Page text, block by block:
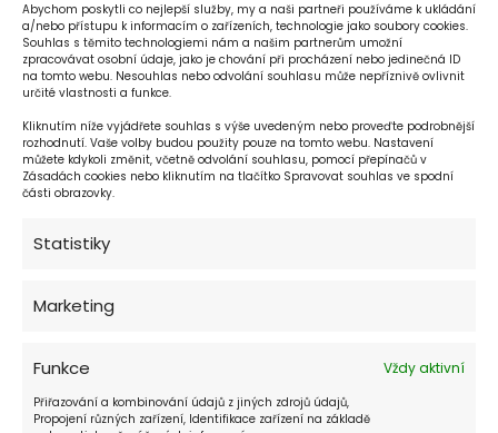
Abychom poskytli co nejlepší služby, my a naši partneři používáme k ukládání
a/nebo přístupu k informacím o zařízeních, technologie jako soubory cookies.
Souhlas s těmito technologiemi nám a našim partnerům umožní
zpracovávat osobní údaje, jako je chování při procházení nebo jedinečná ID
na tomto webu. Nesouhlas nebo odvolání souhlasu může nepříznivě ovlivnit
určité vlastnosti a funkce.
Kliknutím níže vyjádřete souhlas s výše uvedeným nebo proveďte podrobnější
rozhodnutí. Vaše volby budou použity pouze na tomto webu. Nastavení
můžete kdykoli změnit, včetně odvolání souhlasu, pomocí přepínačů v
Zásadách cookies nebo kliknutím na tlačítko Spravovat souhlas ve spodní
části obrazovky.
Statistiky
Marketing
Funkce Vždy aktivní
Přiřazování a kombinování údajů z jiných zdrojů údajů,
Propojení různých zařízení, Identifikace zařízení na základě
denně 10:00 - 22:00